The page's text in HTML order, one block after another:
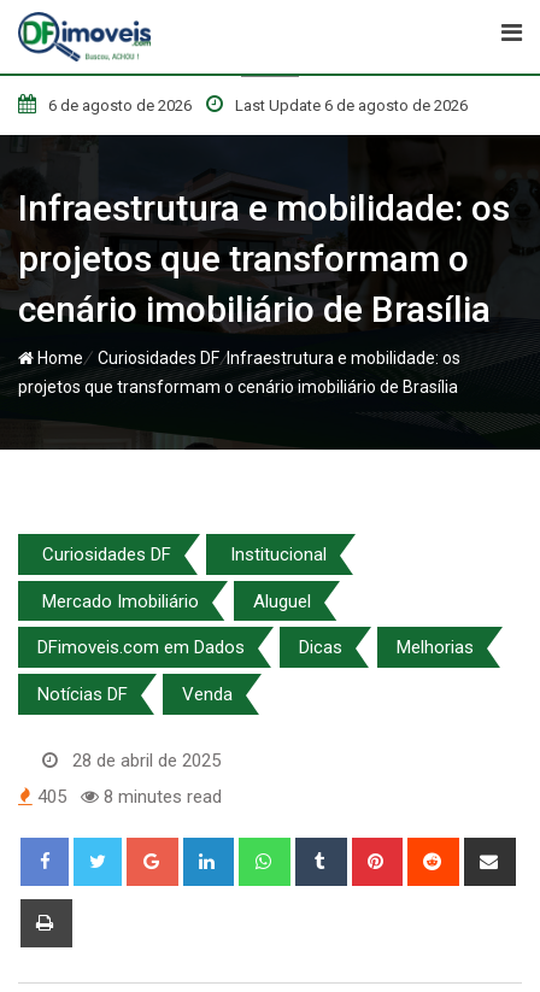
Skip
content
6 de agosto de 2026 Last Update 6 de agosto de 2026
Infraestrutura e mobilidade: os
projetos que transformam o
cenário imobiliário de Brasília
Home/Curiosidades DF/Infraestrutura e mobilidade: os
projetos que transformam o cenário imobiliário de Brasília
Curiosidades DF Institucional
Mercado Imobiliário Aluguel
DFimoveis.com em Dados Dicas Melhorias
Notícias DF Venda
28 de abril de 2025
405
8 minutes read
Google+ LinkedIn WhatsappTumblr Pinterest Reddit